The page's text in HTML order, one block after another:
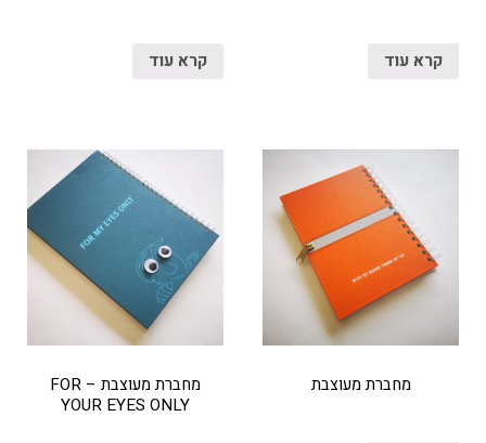
קרא עוד קרא עוד
מחברת מעוצבת
מחברת מעוצבת – FOR
YOUR EYES ONLY